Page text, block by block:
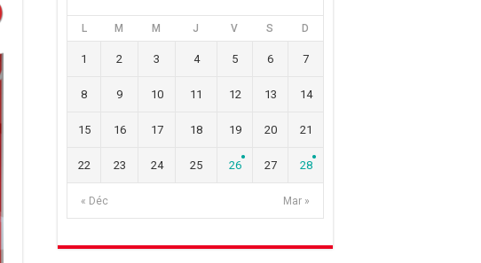
L M M J V S D
« Déc Mar »
1 2 3 4 5 6 7
8 9 10 11 12 13 14
15 16 17 18 19 20 21
22 23 24 25 26 27 28